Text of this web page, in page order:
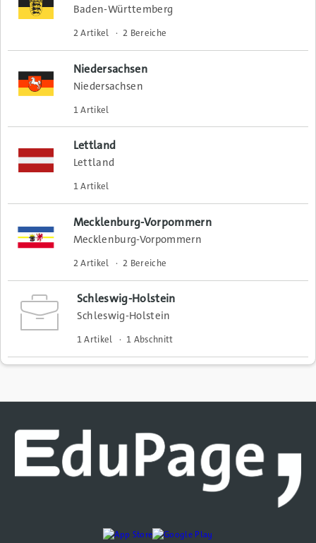
Baden-Württemberg
2 Artikel 2 Bereiche
Niedersachsen
Niedersachsen
1 Artikel
Lettland
Lettland
1 Artikel
Mecklenburg-Vorpommern
Mecklenburg-Vorpommern
2 Artikel 2 Bereiche
Schleswig-Holstein
Schleswig-Holstein
1 Artikel 1 Abschnitt